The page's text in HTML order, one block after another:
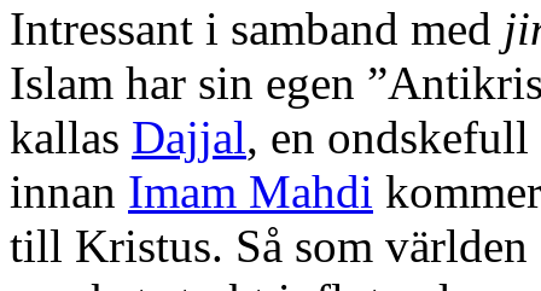
Intressant i samband med
Islam har sin egen
kallas Dajjal, en ondskefull
innan Imam Mahdi
till Kristus. Så som